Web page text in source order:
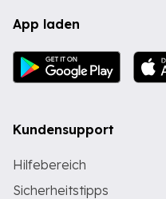
App laden
Kundensupport
Hilfebereich
Sicherheitstipps